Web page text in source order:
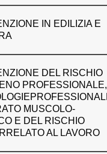
IN EDILIZIA E
DEL RISCHIO
PROFESSIONALE,
MUSCOLO-
E DEL RISCHIO
AL LAVORO